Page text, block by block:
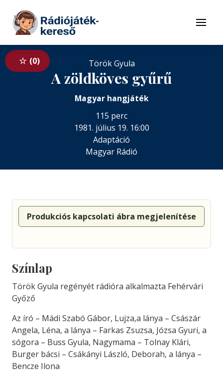
Tovább a tartalomhoz
Menü
0 Török Gyula
A zöldköves gyűrű
Magyar hangjáték
115 perc
1981. július 19. 16:00
Adaptáció
Magyar Rádió
Produkciós kapcsolati ábra megjelenítése
Színlap
Török Gyula regényét rádióra alkalmazta Fehérvári
Győző
Az író – Mádi Szabó Gábor, Lujza,a lánya – Császár
Angela, Léna, a lánya – Farkas Zsuzsa, Józsa Gyuri, a
sógora – Buss Gyula, Nagymama – Tolnay Klári,
Burger bácsi – Csákányi László, Deborah, a lánya –
Bencze Ilona